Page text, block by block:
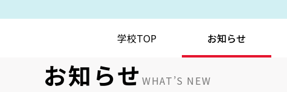
学校TOP お知らせ
WHAT’S NEW
お知らせ